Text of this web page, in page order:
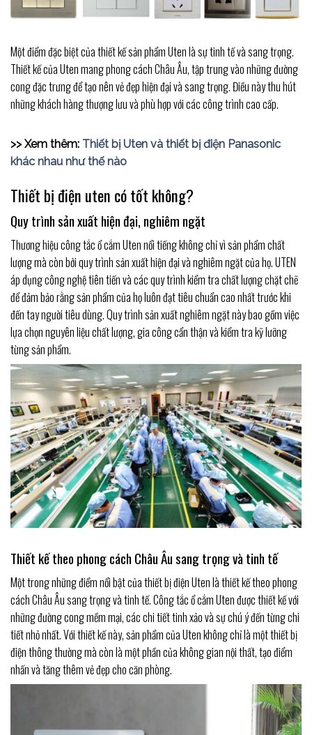
Một điểm đặc biệt của thiết kế sản phẩm Uten là sự tinh tế và sang trọng.
Thiết kế của Uten mang phong cách Châu Âu, tập trung vào những đường
cong đặc trưng để tạo nên vẻ đẹp hiện đại và sang trọng. Điều này thu hút
những khách hàng thượng lưu và phù hợp với các công trình cao cấp.
>> Xem thêm: Thiết bị Uten và thiết bị điện Panasonic
khác nhau như thế nào
Thiết bị điện uten có tốt không?
Quy trình sản xuất hiện đại, nghiêm ngặt
Thương hiệu công tắc ổ cắm Uten nổi tiếng không chỉ vì sản phẩm chất
lượng mà còn bởi quy trình sản xuất hiện đại và nghiêm ngặt của họ. UTEN
áp dụng công nghệ tiên tiến và các quy trình kiểm tra chất lượng chặt chẽ
để đảm bảo rằng sản phẩm của họ luôn đạt tiêu chuẩn cao nhất trước khi
đến tay người tiêu dùng. Quy trình sản xuất nghiêm ngặt này bao gồm việc
lựa chọn nguyên liệu chất lượng, gia công cẩn thận và kiểm tra kỹ lưỡng
từng sản phẩm.
Thiết kế theo phong cách Châu Âu sang trọng và tinh tế
Một trong những điểm nổi bật của thiết bị điện Uten là thiết kế theo phong
cách Châu Âu sang trọng và tinh tế. Công tắc ổ cắm Uten được thiết kế với
những đường cong mềm mại, các chi tiết tinh xảo và sự chú ý đến từng chi
tiết nhỏ nhất. Với thiết kế này, sản phẩm của Uten không chỉ là một thiết bị
điện thông thường mà còn là một phần của không gian nội thất, tạo điểm
nhấn và tăng thêm vẻ đẹp cho căn phòng.